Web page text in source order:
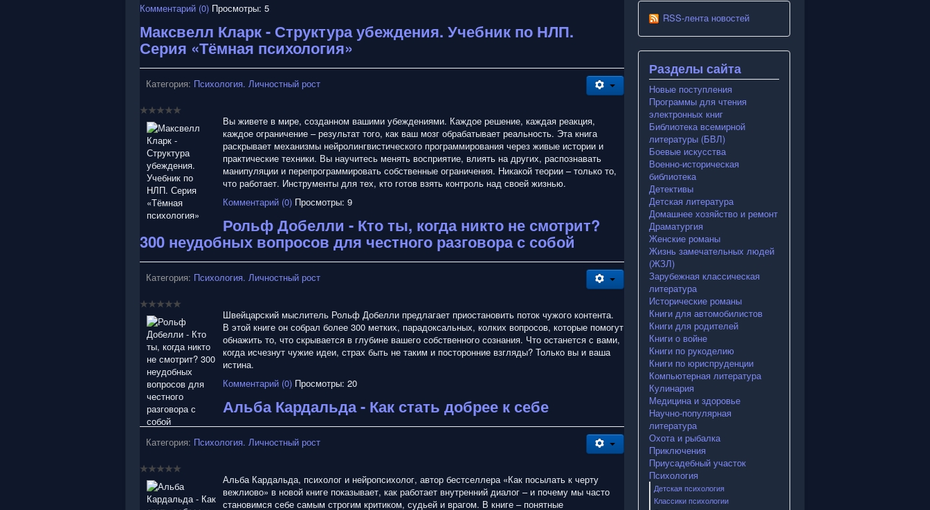
Комментарий (0) Просмотры: 5
Максвелл Кларк - Структура убеждения. Учебник по НЛП.
Серия «Тёмная психология»
Категория: Психология. Личностный рост
Вы живете в мире, созданном вашими убеждениями. Каждое решение, каждая реакция,
каждое ограничение – результат того, как ваш мозг обрабатывает реальность. Эта книга
раскрывает механизмы нейролингвистического программирования через живые истории и
практические техники. Вы научитесь менять восприятие, влиять на других, распознавать
манипуляции и перепрограммировать собственные ограничения. Никакой теории – только то,
что работает. Инструменты для тех, кто готов взять контроль над своей жизнью.
Комментарий (0) Просмотры: 9
Рольф Добелли - Кто ты, когда никто не смотрит?
300 неудобных вопросов для честного разговора с собой
Категория: Психология. Личностный рост
Швейцарский мыслитель Рольф Добелли предлагает приостановить поток чужого контента.
В этой книге он собрал более 300 метких, парадоксальных, колких вопросов, которые помогут
обнажить то, что скрывается в глубине вашего собственного сознания. Что останется с вами,
когда исчезнут чужие идеи, страх быть не таким и посторонние взгляды? Только вы и ваша
истина.
Комментарий (0) Просмотры: 20
Альба Кардальда - Как стать добрее к себе
Категория: Психология. Личностный рост
Альба Кардальда, психолог и нейропсихолог, автор бестселлера «Как посылать к черту
вежлиово» в новой книге показывает, как работает внутренний диалог – и почему мы часто
становимся себе самым строгим критиком, судьей и врагом. В книге – понятные
RSS-лента новостей
Разделы сайта
Новые поступления
Программы для чтения
электронных книг
Библиотека всемирной
литературы (БВЛ)
Боевые искусства
Военно-историческая
библиотека
Детективы
Детская литература
Домашнее хозяйство и ремонт
Драматургия
Женские романы
Жизнь замечательных людей
(ЖЗЛ)
Зарубежная классическая
литература
Исторические романы
Книги для автомобилистов
Книги для родителей
Книги о войне
Книги по рукоделию
Книги по юриспруденции
Компьютерная литература
Кулинария
Медицина и здоровье
Научно-популярная
литература
Охота и рыбалка
Приключения
Приусадебный участок
Психология
Детская психология
Классики психологии